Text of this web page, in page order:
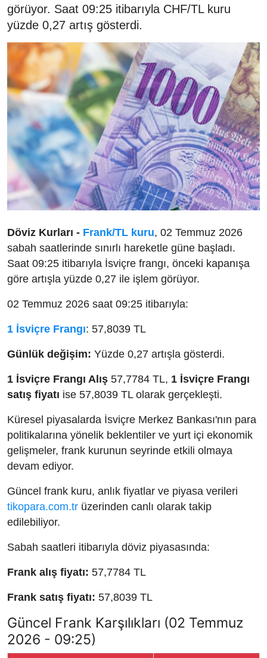
görüyor. Saat 09:25 itibarıyla CHF/TL kuru
yüzde 0,27 artış gösterdi.
Döviz Kurları - Frank/TL kuru, 02 Temmuz 2026
sabah saatlerinde sınırlı hareketle güne başladı.
Saat 09:25 itibarıyla İsviçre frangı, önceki kapanışa
göre artışla yüzde 0,27 ile işlem görüyor.
02 Temmuz 2026 saat 09:25 itibarıyla:
1 İsviçre Frangı: 57,8039 TL
Günlük değişim: Yüzde 0,27 artışla gösterdi.
1 İsviçre Frangı Alış 57,7784 TL, 1 İsviçre Frangı
satış fiyatı ise 57,8039 TL olarak gerçekleşti.
Küresel piyasalarda İsviçre Merkez Bankası'nın para
politikalarına yönelik beklentiler ve yurt içi ekonomik
gelişmeler, frank kurunun seyrinde etkili olmaya
devam ediyor.
Güncel frank kuru, anlık fiyatlar ve piyasa verileri
tikopara.com.tr üzerinden canlı olarak takip
edilebiliyor.
Sabah saatleri itibarıyla döviz piyasasında:
Frank alış fiyatı: 57,7784 TL
Frank satış fiyatı: 57,8039 TL
Güncel Frank Karşılıkları (02 Temmuz
2026 - 09:25)